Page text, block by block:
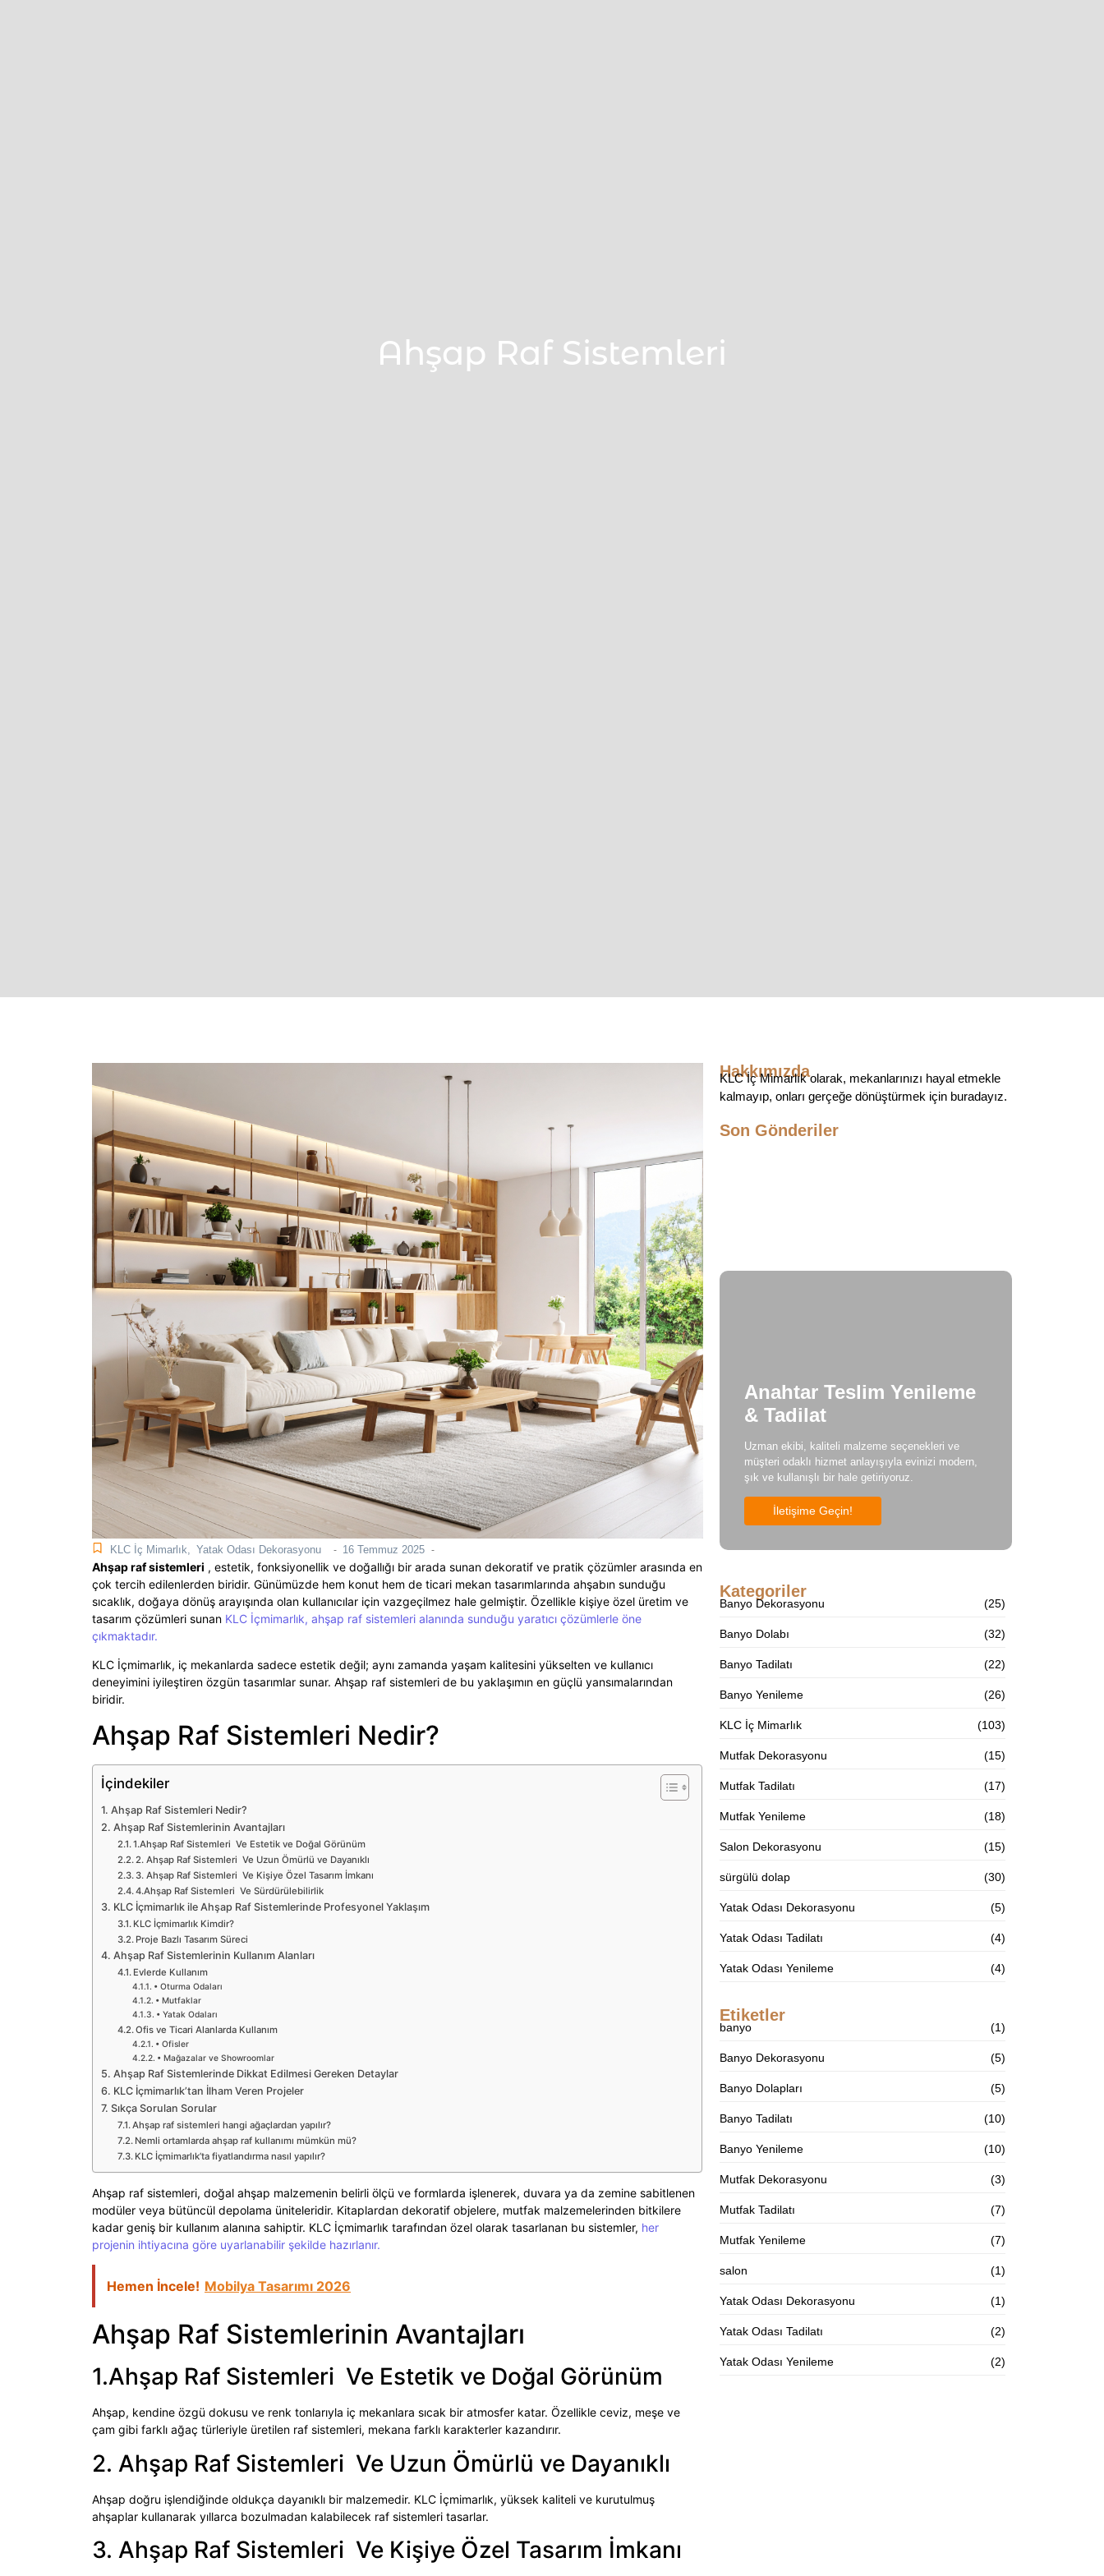
Ahşap Raf Sistemleri
KLC İç Mimarlık Yatak Odası Dekorasyonu - 16 Temmuz 2025 -
Ahşap raf sistemleri , estetik, fonksiyonellik ve doğallığı bir arada sunan dekoratif ve pratik çözümler arasında en
çok tercih edilenlerden biridir. Günümüzde hem konut hem de ticari mekan tasarımlarında ahşabın sunduğu
sıcaklık, doğaya dönüş arayışında olan kullanıcılar için vazgeçilmez hale gelmiştir. Özellikle kişiye özel üretim ve
tasarım çözümleri sunan KLC İçmimarlık, ahşap raf sistemleri alanında sunduğu yaratıcı çözümlerle öne
çıkmaktadır.
KLC İçmimarlık, iç mekanlarda sadece estetik değil; aynı zamanda yaşam kalitesini yükselten ve kullanıcı
deneyimini iyileştiren özgün tasarımlar sunar. Ahşap raf sistemleri de bu yaklaşımın en güçlü yansımalarından
biridir.
Ahşap Raf Sistemleri Nedir?
İçindekiler
Ahşap Raf Sistemleri Nedir?
Ahşap Raf Sistemlerinin Avantajları
1.Ahşap Raf Sistemleri Ve Estetik ve Doğal Görünüm
2. Ahşap Raf Sistemleri Ve Uzun Ömürlü ve Dayanıklı
3. Ahşap Raf Sistemleri Ve Kişiye Özel Tasarım İmkanı
4.Ahşap Raf Sistemleri Ve Sürdürülebilirlik
KLC İçmimarlık ile Ahşap Raf Sistemlerinde Profesyonel Yaklaşım
KLC İçmimarlık Kimdir?
Proje Bazlı Tasarım Süreci
Ahşap Raf Sistemlerinin Kullanım Alanları
Evlerde Kullanım
• Oturma Odaları
• Mutfaklar
• Yatak Odaları
Ofis ve Ticari Alanlarda Kullanım
• Ofisler
• Mağazalar ve Showroomlar
Ahşap Raf Sistemlerinde Dikkat Edilmesi Gereken Detaylar
KLC İçmimarlık’tan İlham Veren Projeler
Sıkça Sorulan Sorular
Ahşap raf sistemleri hangi ağaçlardan yapılır?
Nemli ortamlarda ahşap raf kullanımı mümkün mü?
KLC İçmimarlık’ta fiyatlandırma nasıl yapılır?
Ahşap raf sistemleri, doğal ahşap malzemenin belirli ölçü ve formlarda işlenerek, duvara ya da zemine sabitlenen
modüler veya bütüncül depolama üniteleridir. Kitaplardan dekoratif objelere, mutfak malzemelerinden bitkilere
kadar geniş bir kullanım alanına sahiptir. KLC İçmimarlık tarafından özel olarak tasarlanan bu sistemler, her
projenin ihtiyacına göre uyarlanabilir şekilde hazırlanır.
Hemen İncele! Mobilya Tasarımı 2026
Ahşap Raf Sistemlerinin Avantajları
1.Ahşap Raf Sistemleri Ve Estetik ve Doğal Görünüm
Ahşap, kendine özgü dokusu ve renk tonlarıyla iç mekanlara sıcak bir atmosfer katar. Özellikle ceviz, meşe ve
çam gibi farklı ağaç türleriyle üretilen raf sistemleri, mekana farklı karakterler kazandırır.
2. Ahşap Raf Sistemleri Ve Uzun Ömürlü ve Dayanıklı
Ahşap doğru işlendiğinde oldukça dayanıklı bir malzemedir. KLC İçmimarlık, yüksek kaliteli ve kurutulmuş
ahşaplar kullanarak yıllarca bozulmadan kalabilecek raf sistemleri tasarlar.
3. Ahşap Raf Sistemleri Ve Kişiye Özel Tasarım İmkanı
Hakkımızda
KLC İç Mimarlık olarak, mekanlarınızı hayal etmekle
kalmayıp, onları gerçeğe dönüştürmek için buradayız.
Son Gönderiler
Anahtar Teslim Yenileme
& Tadilat
Uzman ekibi, kaliteli malzeme seçenekleri ve
müşteri odaklı hizmet anlayışıyla evinizi modern,
şık ve kullanışlı bir hale getiriyoruz.
İletişime Geçin!
Kategoriler
Banyo Dekorasyonu (25)
Banyo Dolabı (32)
Banyo Tadilatı (22)
Banyo Yenileme (26)
KLC İç Mimarlık (103)
Mutfak Dekorasyonu (15)
Mutfak Tadilatı (17)
Mutfak Yenileme (18)
Salon Dekorasyonu (15)
sürgülü dolap (30)
Yatak Odası Dekorasyonu (5)
Yatak Odası Tadilatı (4)
Yatak Odası Yenileme (4)
Etiketler
banyo (1)
Banyo Dekorasyonu (5)
Banyo Dolapları (5)
Banyo Tadilatı (10)
Banyo Yenileme (10)
Mutfak Dekorasyonu (3)
Mutfak Tadilatı (7)
Mutfak Yenileme (7)
salon (1)
Yatak Odası Dekorasyonu (1)
Yatak Odası Tadilatı (2)
Yatak Odası Yenileme (2)